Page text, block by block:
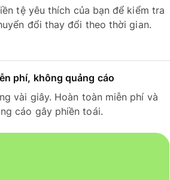
tệ yêu thích của bạn để kiểm tra
đổi thay đổi theo thời gian.
phí, không quảng cáo
vài giây. Hoàn toàn miễn phí và
cáo gây phiền toái.